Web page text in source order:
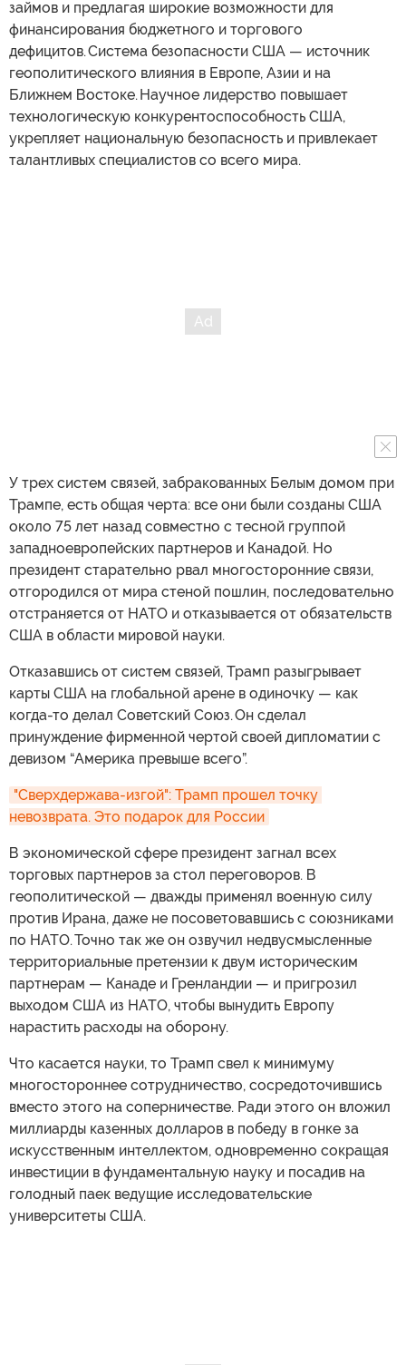
займов и предлагая широкие возможности для
финансирования бюджетного и торгового
дефицитов. Система безопасности США — источник
геополитического влияния в Европе, Азии и на
Ближнем Востоке. Научное лидерство повышает
технологическую конкурентоспособность США,
укрепляет национальную безопасность и привлекает
талантливых специалистов со всего мира.
У трех систем связей, забракованных Белым домом при
Трампе, есть общая черта: все они были созданы США
около 75 лет назад совместно с тесной группой
западноевропейских партнеров и Канадой. Но
президент старательно рвал многосторонние связи,
отгородился от мира стеной пошлин, последовательно
отстраняется от НАТО и отказывается от обязательств
США в области мировой науки.
Отказавшись от систем связей, Трамп разыгрывает
карты США на глобальной арене в одиночку — как
когда-то делал Советский Союз. Он сделал
принуждение фирменной чертой своей дипломатии с
девизом “Америка превыше всего”.
"Сверхдержава-изгой": Трамп прошел точку
невозврата. Это подарок для России
В экономической сфере президент загнал всех
торговых партнеров за стол переговоров. В
геополитической — дважды применял военную силу
против Ирана, даже не посоветовавшись с союзниками
по НАТО. Точно так же он озвучил недвусмысленные
территориальные претензии к двум историческим
партнерам — Канаде и Гренландии — и пригрозил
выходом США из НАТО, чтобы вынудить Европу
нарастить расходы на оборону.
Что касается науки, то Трамп свел к минимуму
многостороннее сотрудничество, сосредоточившись
вместо этого на соперничестве. Ради этого он вложил
миллиарды казенных долларов в победу в гонке за
искусственным интеллектом, одновременно сокращая
инвестиции в фундаментальную науку и посадив на
голодный паек ведущие исследовательские
университеты США.